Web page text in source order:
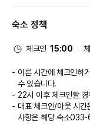
[편의점]
* 운영시간 : 06:30 ~
확인사항 및 기타
* 객실 내 일회용품(치약
경우 B1층에 위치한 편
- 샴푸,린스,바디워시는
있는 기회를 놓치지 마세
호텔에 있는 레스토랑
또 다른 다이닝 옵션으
습니다. 아침 식사(뷔
니다.
숙소 정책
체크인 15:00
이른 시간에 체크인하
수 있습니다.
22시 이후 체크인할
대표 체크인/아웃 시간
사항은 해당 숙소033-